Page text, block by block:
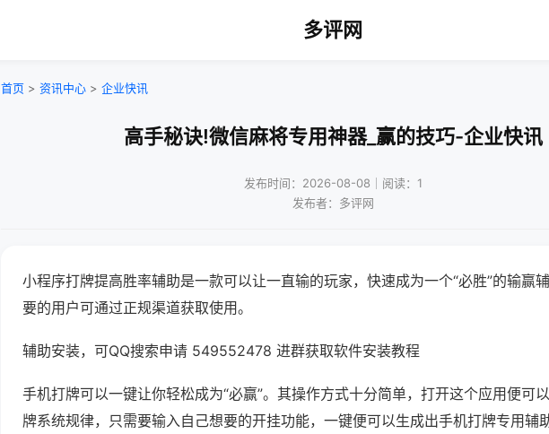
多评网
首页 > 资讯中心 > 企业快讯
高手秘诀!微信麻将专用神器_赢的技巧-企业快讯
发布时间：2026-08-08｜阅读：1
发布者：多评网
小程序打牌提高胜率辅助是一款可以让一直输的玩家，快速成为一个“必胜”的输赢
要的用户可通过正规渠道获取使用。
辅助安装，可QQ搜索申请 549552478 进群获取软件安装教程
手机打牌可以一键让你轻松成为“必赢”。其操作方式十分简单，打开这个应用便可
牌系统规律，只需要输入自己想要的开挂功能，一键便可以生成出手机打牌专用辅